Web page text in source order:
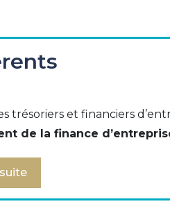
Managers :
trésoriers et financiers
de la finance